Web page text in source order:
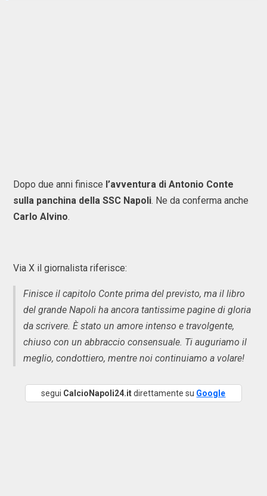
Dopo due anni finisce l’avventura di Antonio Conte
sulla panchina della SSC Napoli. Ne da conferma anche
Carlo Alvino.
Via X il giornalista riferisce:
Finisce il capitolo Conte prima del previsto, ma il libro
del grande Napoli ha ancora tantissime pagine di gloria
da scrivere. È stato un amore intenso e travolgente,
chiuso con un abbraccio consensuale. Ti auguriamo il
meglio, condottiero, mentre noi continuiamo a volare!
segui CalcioNapoli24.itdirettamente su Google